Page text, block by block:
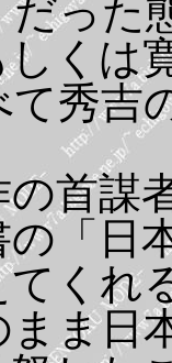
った
しくは
て秀吉
首謀
「日
てくれ
まま日